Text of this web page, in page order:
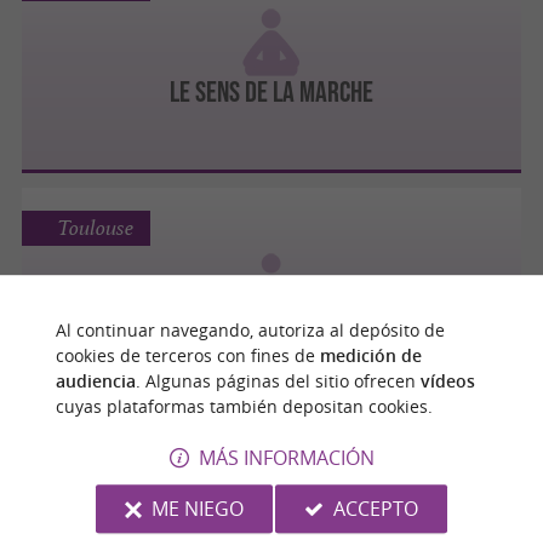
Le Sens de la Marche
lasala - cours de hatha-yoga
Toulouse
Al continuar navegando, autoriza al depósito de
cookies de terceros con fines de medición de
audiencia. Algunas páginas del sitio ofrecen vídeos
cuyas plataformas también depositan cookies.
MÁS INFORMACIÓN
ME NIEGO
ACCEPTO